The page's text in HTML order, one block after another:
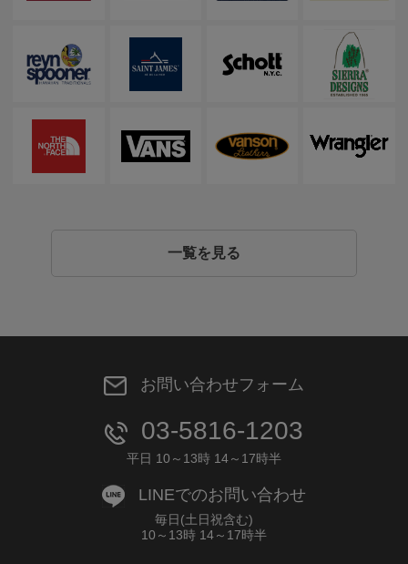
一覧を見る
お問い合わせフォーム
03-5816-1203
平日 10～13時 14～17時半
LINEでのお問い合わせ
毎日(土日祝含む)
10～13時 14～17時半